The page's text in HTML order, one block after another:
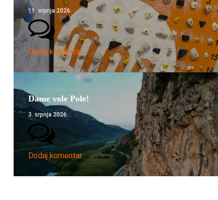
11. srpnja 2026.
Dodaj komentar
Dame vole Pole!
3. srpnja 2026.
Dodaj komentar